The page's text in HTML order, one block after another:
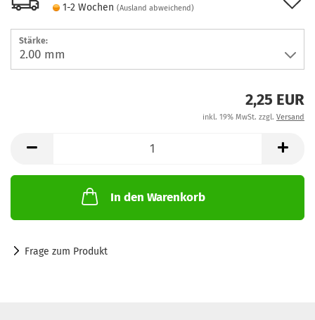
1-2 Wochen (Ausland abweichend)
Stärke:
2,25 EUR
inkl. 19% MwSt. zzgl. Versand
In den Warenkorb
Frage zum Produkt